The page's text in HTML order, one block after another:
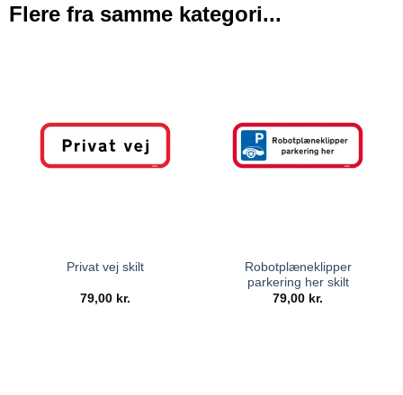
Flere fra samme kategori...
Privat vej skilt
79,00 kr.
Robotplæneklipper
parkering her skilt
79,00 kr.